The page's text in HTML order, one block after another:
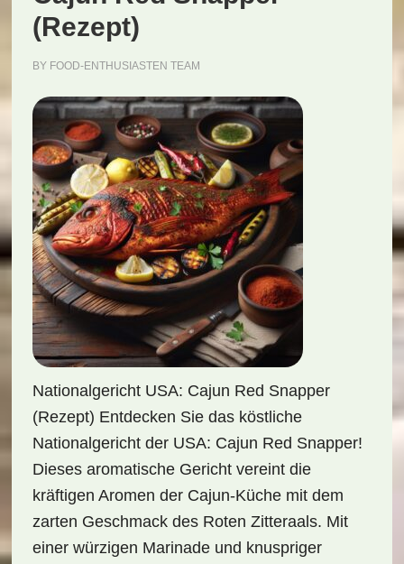
(Rezept)
BY FOOD-ENTHUSIASTEN TEAM
Nationalgericht USA: Cajun Red Snapper
(Rezept) Entdecken Sie das köstliche
Nationalgericht der USA: Cajun Red Snapper!
Dieses aromatische Gericht vereint die
kräftigen Aromen der Cajun-Küche mit dem
zarten Geschmack des Roten Zitteraals. Mit
einer würzigen Marinade und knuspriger